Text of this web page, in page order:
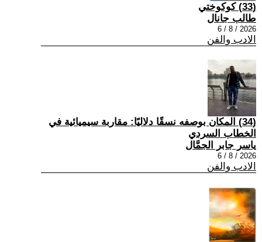
(33) كوكوختي
طالب جانال
2026 / 8 / 6
الادب والفن
(34) المكان بوصفه نسقًا دلاليًا: مقاربة سيميائية في
الخطاب السردي
ياسر جابر الجمَّال
2026 / 8 / 6
الادب والفن